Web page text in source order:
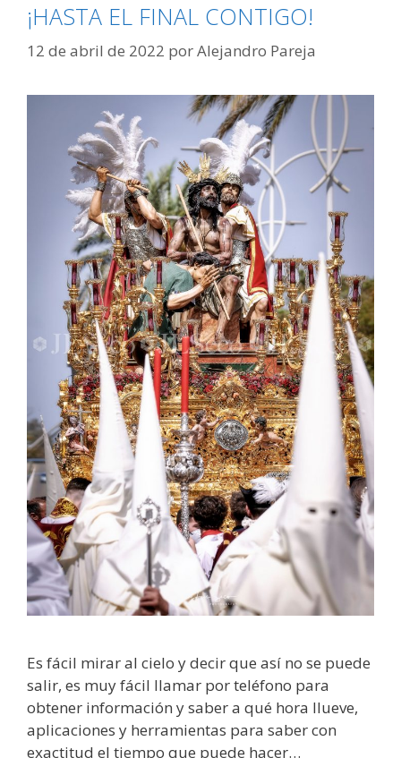
¡HASTA EL FINAL CONTIGO!
12 de abril de 2022 porAlejandro Pareja
Es fácil mirar al cielo y decir que así no se puede
salir, es muy fácil llamar por teléfono para
obtener información y saber a qué hora llueve,
aplicaciones y herramientas para saber con
exactitud el tiempo que puede hacer…